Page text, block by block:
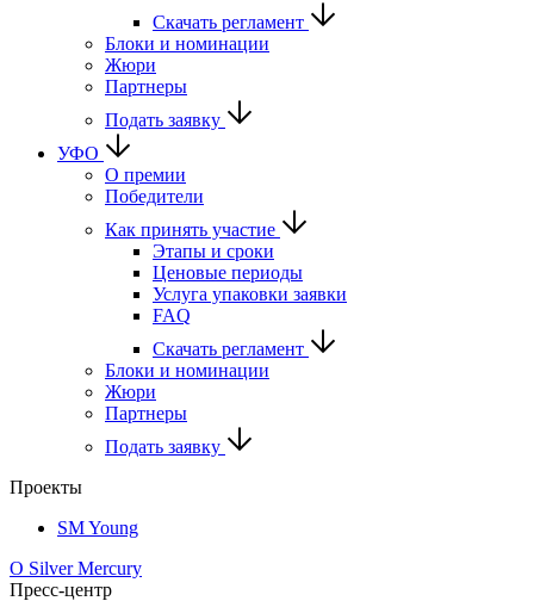
Скачать регламент
Блоки и номинации
Жюри
Партнеры
Подать заявку
УФО
О премии
Победители
Как принять участие
Этапы и сроки
Ценовые периоды
Услуга упаковки заявки
FAQ
Скачать регламент
Блоки и номинации
Жюри
Партнеры
Подать заявку
Проекты
SM Young
О Silver Mercury
Пресс-центр